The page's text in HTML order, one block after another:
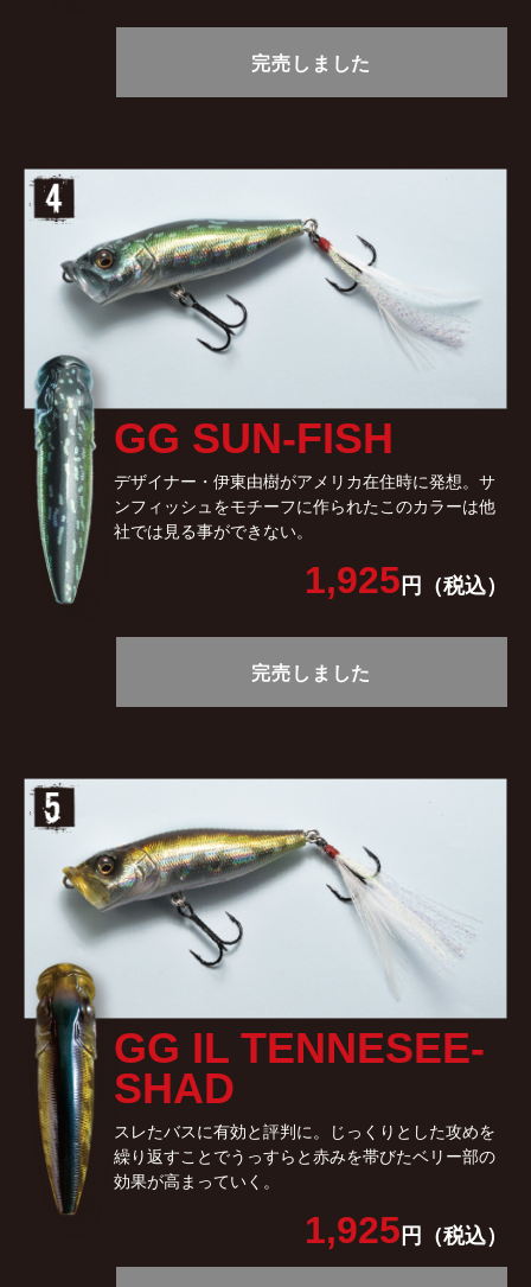
完売しました
GG SUN-FISH
デザイナー・伊東由樹がアメリカ在住時に発想。サ
ンフィッシュをモチーフに作られたこのカラーは他
社では見る事ができない。
1,925円（税込）
完売しました
GG IL TENNESEE-
SHAD
スレたバスに有効と評判に。じっくりとした攻めを
繰り返すことでうっすらと赤みを帯びたベリー部の
効果が高まっていく。
1,925円（税込）